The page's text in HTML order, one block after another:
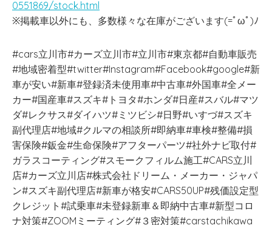
0551869/stock.html
※掲載車以外にも、多数様々な在庫がございます(=ﾟωﾟ)ﾉ
#cars立川市#カーズ立川市#立川市#東京都#自動車販売
#地域密着型#twitter#Instagram#Facebook#google#新
車が安い#新車#登録済未使用車#中古車#外国車#全メー
カー#国産車#スズキ#トヨタ#ホンダ#日産#スバル#マツ
ダ#レクサス#ダイハツ#ミツビシ#日野#いすづ#スズキ
副代理店#地域#クルマの相談所#即納車#車検#整備#損
害保険#鈑金#生命保険#アフターパーツ#社外ナビ取付#
ガラスコーティング#スモークフィルム施工#CARS立川
店#カーズ立川店#株式会社ドリーム・メーカー・ジャパ
ン#スズキ副代理店#新車が格安#CARS50UP#残価設定型
クレジット#試乗車#未登録新車＆即納中古車#新型コロ
ナ対策#ZOOMミーティング#３密対策#carstachikawa